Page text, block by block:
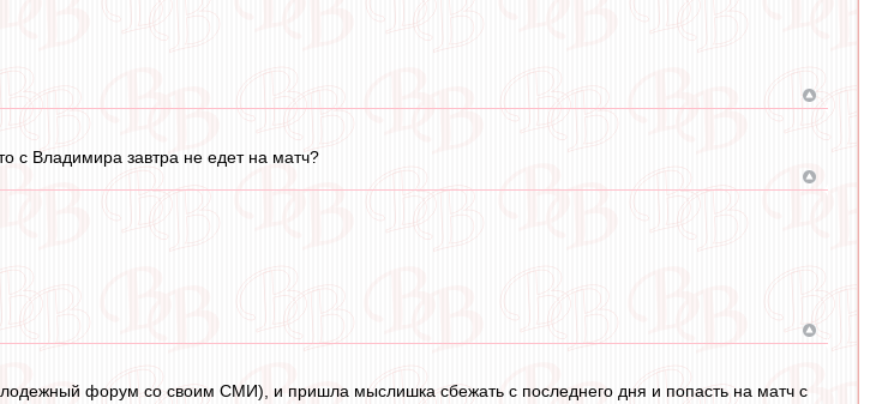
с Владимира завтра не едет на матч?
форум со своим СМИ), и пришла мыслишка сбежать с последнего дня и попасть на матч с